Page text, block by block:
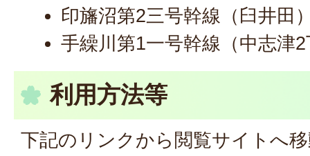
印旛沼第2三号幹線（臼井田
手繰川第1一号幹線（中志津
利用方法等
下記のリンクから閲覧サイトへ